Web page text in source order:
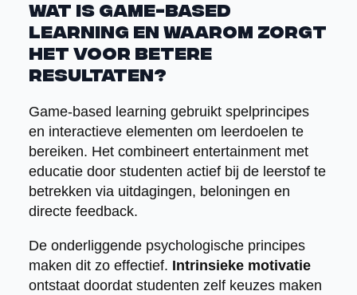
Wat is game-based
learning en waarom zorgt
het voor betere
resultaten?
Game-based learning gebruikt spelprincipes
en interactieve elementen om leerdoelen te
bereiken. Het combineert entertainment met
educatie door studenten actief bij de leerstof te
betrekken via uitdagingen, beloningen en
directe feedback.
De onderliggende psychologische principes
maken dit zo effectief. Intrinsieke motivatie
ontstaat doordat studenten zelf keuzes maken